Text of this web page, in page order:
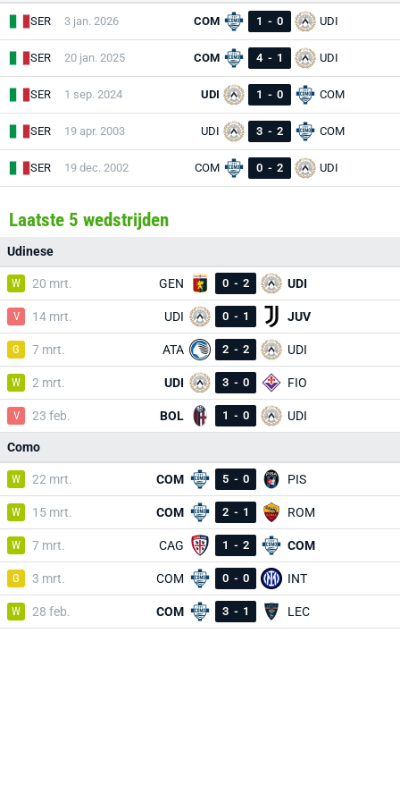
SER 3 jan. 2026 COM 1 - 0 UDI
SER 20 jan. 2025 COM 4 - 1 UDI
SER 1 sep. 2024 UDI 1 - 0 COM
SER 19 apr. 2003 UDI 3 - 2 COM
SER 19 dec. 2002 COM 0 - 2 UDI
Laatste 5 wedstrijden
Udinese
W 20 mrt. GEN 0 - 2 UDI
V 14 mrt. UDI 0 - 1 JUV
G 7 mrt. ATA 2 - 2 UDI
W 2 mrt. UDI 3 - 0 FIO
V 23 feb. BOL 1 - 0 UDI
Como
W 22 mrt. COM 5 - 0 PIS
W 15 mrt. COM 2 - 1 ROM
W 7 mrt. CAG 1 - 2 COM
G 3 mrt. COM 0 - 0 INT
W 28 feb. COM 3 - 1 LEC